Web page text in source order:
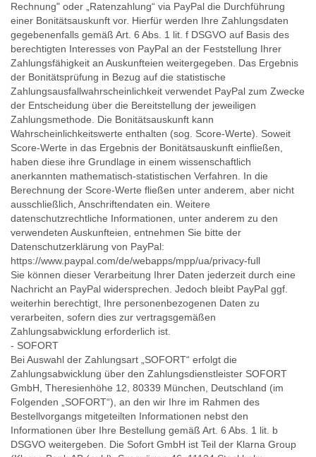
Rechnung" oder „Ratenzahlung“ via PayPal die Durchführung
einer Bonitätsauskunft vor. Hierfür werden Ihre Zahlungsdaten
gegebenenfalls gemäß Art. 6 Abs. 1 lit. f DSGVO auf Basis des
berechtigten Interesses von PayPal an der Feststellung Ihrer
Zahlungsfähigkeit an Auskunfteien weitergegeben. Das Ergebnis
der Bonitätsprüfung in Bezug auf die statistische
Zahlungsausfallwahrscheinlichkeit verwendet PayPal zum Zwecke
der Entscheidung über die Bereitstellung der jeweiligen
Zahlungsmethode. Die Bonitätsauskunft kann
Wahrscheinlichkeitswerte enthalten (sog. Score-Werte). Soweit
Score-Werte in das Ergebnis der Bonitätsauskunft einfließen,
haben diese ihre Grundlage in einem wissenschaftlich
anerkannten mathematisch-statistischen Verfahren. In die
Berechnung der Score-Werte fließen unter anderem, aber nicht
ausschließlich, Anschriftendaten ein. Weitere
datenschutzrechtliche Informationen, unter anderem zu den
verwendeten Auskunfteien, entnehmen Sie bitte der
Datenschutzerklärung von PayPal:
https://www.paypal.com/de/webapps/mpp/ua/privacy-full
Sie können dieser Verarbeitung Ihrer Daten jederzeit durch eine
Nachricht an PayPal widersprechen. Jedoch bleibt PayPal ggf.
weiterhin berechtigt, Ihre personenbezogenen Daten zu
verarbeiten, sofern dies zur vertragsgemäßen
Zahlungsabwicklung erforderlich ist.
- SOFORT
Bei Auswahl der Zahlungsart „SOFORT“ erfolgt die
Zahlungsabwicklung über den Zahlungsdienstleister SOFORT
GmbH, Theresienhöhe 12, 80339 München, Deutschland (im
Folgenden „SOFORT“), an den wir Ihre im Rahmen des
Bestellvorgangs mitgeteilten Informationen nebst den
Informationen über Ihre Bestellung gemäß Art. 6 Abs. 1 lit. b
DSGVO weitergeben. Die Sofort GmbH ist Teil der Klarna Group